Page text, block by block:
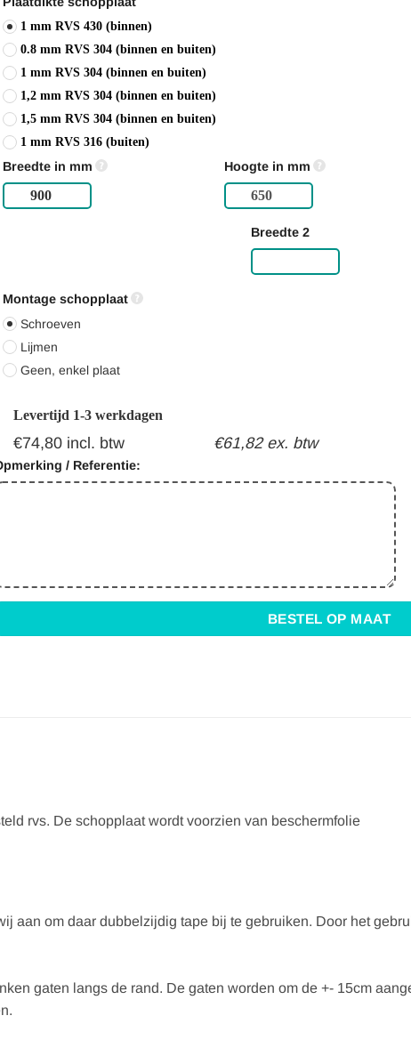
1 mm RVS 430 (binnen)
0.8 mm RVS 304 (binnen en buiten)
1 mm RVS 304 (binnen en buiten)
1,2 mm RVS 304 (binnen en buiten)
1,5 mm RVS 304 (binnen en buiten)
1 mm RVS 316 (buiten)
Breedte in mm Hoogte in mm
Breedte 2
Montage schopplaat
Schroeven
Lijmen
Geen, enkel plaat
Levertijd 1-3 werkdagen
€74,80 incl. btw €61,82 ex. btw
/ Referentie:
BESTEL OP MAAT
rvs. De schopplaat wordt voorzien van beschermfolie
aan om daar dubbelzijdig tape bij te gebruiken. Door het
gaten langs de rand. De gaten worden om de +- 15cm